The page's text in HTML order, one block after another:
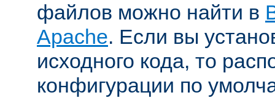
файлов можно найти в
Apache. Если вы
исходного кода, то
конфигурации по